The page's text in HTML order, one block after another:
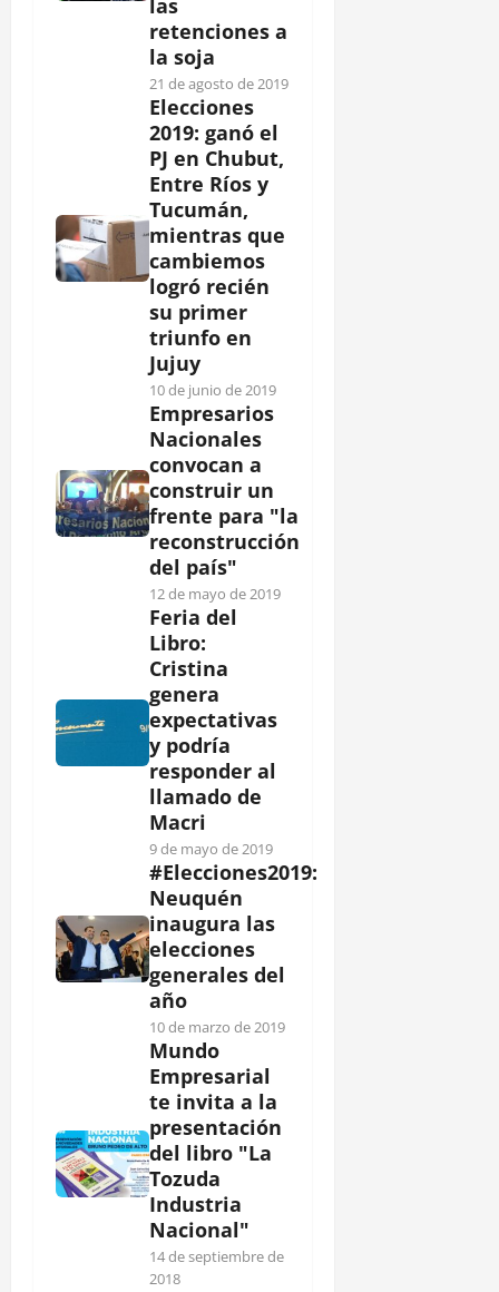
las
retenciones a
la soja
21 de agosto de 2019
Elecciones
2019: ganó el
PJ en Chubut,
Entre Ríos y
Tucumán,
mientras que
cambiemos
logró recién
su primer
triunfo en
Jujuy
10 de junio de 2019
Empresarios
Nacionales
convocan a
construir un
frente para "la
reconstrucción
del país"
12 de mayo de 2019
Feria del
Libro:
Cristina
genera
expectativas
y podría
responder al
llamado de
Macri
9 de mayo de 2019
#Elecciones2019:
Neuquén
inaugura las
elecciones
generales del
año
10 de marzo de 2019
Mundo
Empresarial
te invita a la
presentación
del libro "La
Tozuda
Industria
Nacional"
14 de septiembre de
2018